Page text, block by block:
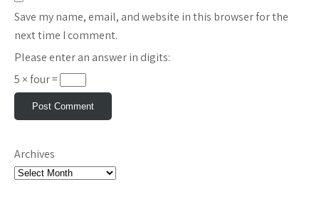
Save my name, email, and website in this browser for the
next time I comment.
Please enter an answer in digits:
5 × four =
Archives